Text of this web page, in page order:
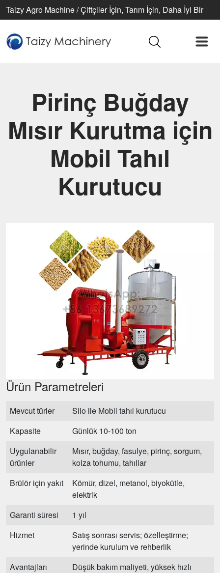
Taizy Agro Machine / Çiftçiler İçin, Tarım İçin, Daha İyi Bir
Pirinç Buğday
Mısır Kurutma için
Mobil Tahıl
Kurutucu
Ürün Parametreleri
Mevcut türler
Silo ile Mobil tahıl kurutucu
Kapasite
Günlük 10-100 ton
Uygulanabilir
ürünler
Mısır, buğday, fasulye, pirinç, sorgum,
kolza tohumu, tahıllar
Brülör için yakıt
Kömür, dizel, metanol, biyokütle,
elektrik
Garanti süresi
1 yıl
Hizmet
Satış sonrası servis; özelleştirme;
yerinde kurulum ve rehberlik
Avantajları
Düşük bakım maliyeti, yüksek hızlı